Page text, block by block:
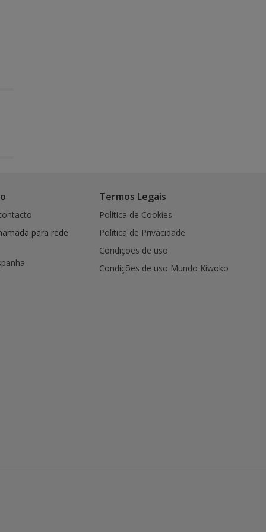
para rede
Termos Legais
Política de Cookies
Política de Privacidade
Condições de uso
Condições de uso Mundo Kiwoko